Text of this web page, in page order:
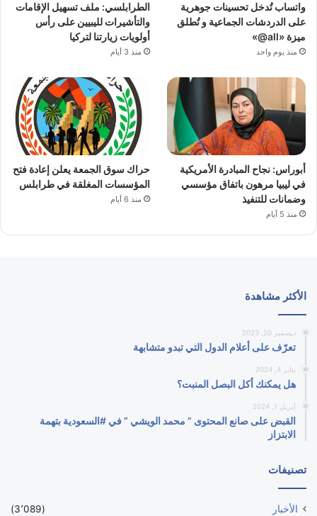
واتساب تُدخل تحسينات جوهرية
على الدردشات الجماعية و تُطلق
ميزة «all@»
منذ يوم واحد
الطرابلسي: ملف تسهيل الإقامات
والتأشيرات لليبيين على رأس
أولويات زيارتنا لتركيا
منذ 3 أيام
أبوراس: نجاح المبادرة الأمريكية
في ليبيا مرهون باتفاق مؤسسي
وضمانات للتنفيذ
منذ 5 أيام
حراك سوق الجمعة يعلن إعادة فتح
المؤسسات المغلقة في طرابلس
منذ 6 أيام
الأكثر مشاهدة
ديسمبر 20, 2023
تعرّف على أعلام الدول التي تبدو متشابهة
يناير 4, 2024
هل يمكنك أكل البصل المنبت؟
أبريل 1, 2024
القبض على صانع المحتوى ” محمد الويشي ” في #السعودية بتهمة
الابتزاز
تصنيفات
الأخبار (3٬089)